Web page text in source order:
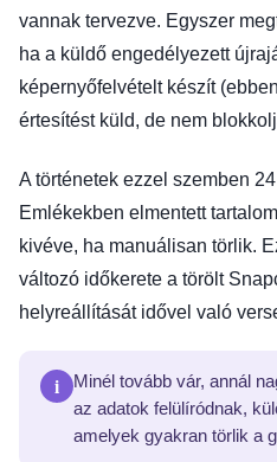
vannak tervezve. Egyszer
ha a küldő engedélyezett
képernyőfelvételt készít
értesítést küld, de nem
A történetek ezzel szemben
Emlékekben elmentett
kivéve, ha manuálisan törlik.
változó időkerete a törölt
helyreállítását idővel való
i
Minél tovább vár, annál
az adatok felülíródnak,
amelyek gyakran törlik a